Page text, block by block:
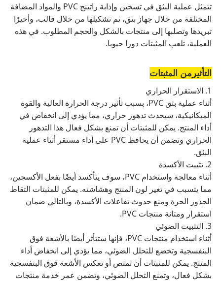
تتمثل عملية البثق في تسخين وإذابة راتينج PVC والمواد المضافة
المختلفة من خلال جهاز بثق، ثم تشكيلها من خلال قالب، وأخيرًا
تبريدها وتصلبها إلى منتجات بالشكل والحجم المطلوب. في هذه
العملية، تلعب المثبتات دورا حيويا.
التأثير من المثبتات
1. الاستقرار الحراري
أثناء عملية بثق PVC، بسبب تأثير درجة الحرارة العالية والقوة
الميكانيكية، سيحدث تدهور حراري، مما يؤدي إلى انخفاض في
أداء المنتج. يمكن للمثبتات أن تمنع بشكل فعال هذا التدهور
الحراري وتضمن أن يحافظ PVC على أداء مستقر أثناء عملية
البثق.
2. تثبيت الأكسدة
أثناء معالجة واستخدام PVC، سوف يتأكسد أيضًا بفعل الأكسجين،
مما يتسبب في تغير لون المنتج وهشاشته. يمكن للمثبتات التقاط
الجذور الحرة ومنع حدوث تفاعلات الأكسدة، وبالتالي ضمان
استقرار ومتانة منتجات PVC.
3. التثبيت الضوئي
أثناء استخدام منتجات PVC، فإنها ستتأثر أيضًا بالأشعة فوق
البنفسجية وتخضع للتحلل الضوئي، مما يؤدي إلى انخفاض أداء
المنتج. يمكن للمثبتات أن تمتص أو تعكس الأشعة فوق البنفسجية
بشكل فعال، وتمنع التحلل الضوئي، وتضمن عمر خدمة منتجات